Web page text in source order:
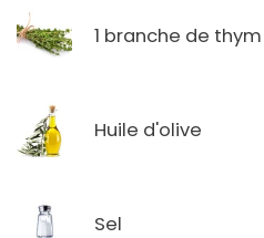
1 branche de thym
Huile d'olive
Sel